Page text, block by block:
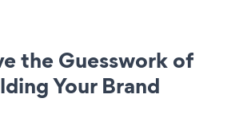
the Guesswork of
Your Brand